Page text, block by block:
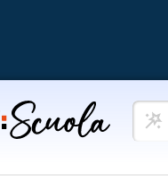
Cosa
vuoi